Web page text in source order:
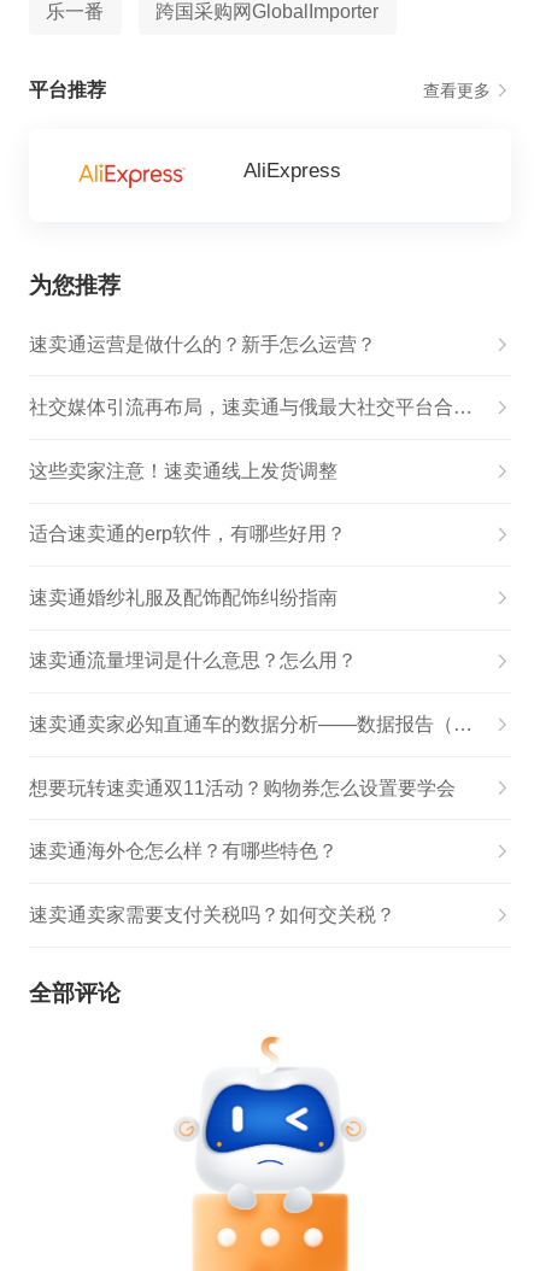
乐一番 跨国采购网GlobalImporter
平台推荐 查看更多
AliExpress
为您推荐
速卖通运营是做什么的？新手怎么运营？
社交媒体引流再布局，速卖通与俄最大社交平台合作！
这些卖家注意！速卖通线上发货调整
适合速卖通的erp软件，有哪些好用？
速卖通婚纱礼服及配饰配饰纠纷指南
速卖通流量埋词是什么意思？怎么用？
速卖通卖家必知直通车的数据分析——数据报告（1）
想要玩转速卖通双11活动？购物券怎么设置要学会
速卖通海外仓怎么样？有哪些特色？
速卖通卖家需要支付关税吗？如何交关税？
全部评论